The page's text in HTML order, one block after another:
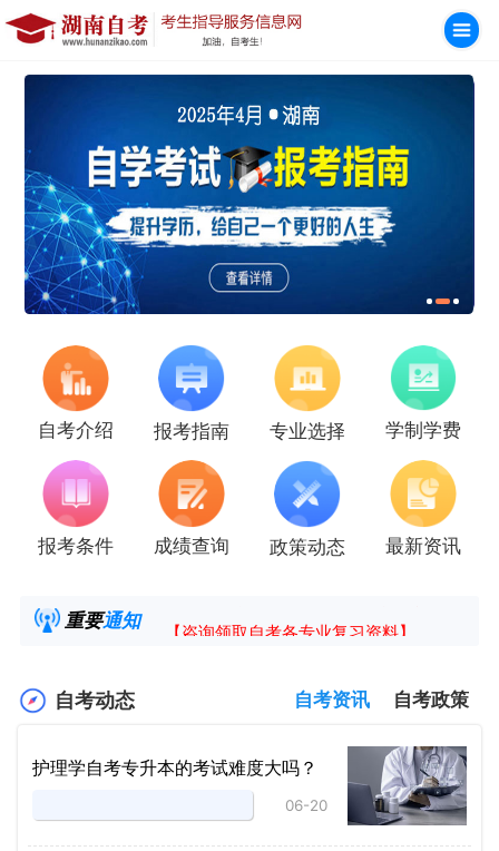
自考介绍 报考指南 专业选择 学制学费
报考条件 成绩查询 政策动态 最新资讯
重要通知
2025年4月湖南自考课程安排及教材目录已
【咨询领取自考各专业复习资料】
自考动态 自考资讯 自考政策
护理学自考专升本的考试难度大吗？
06-20